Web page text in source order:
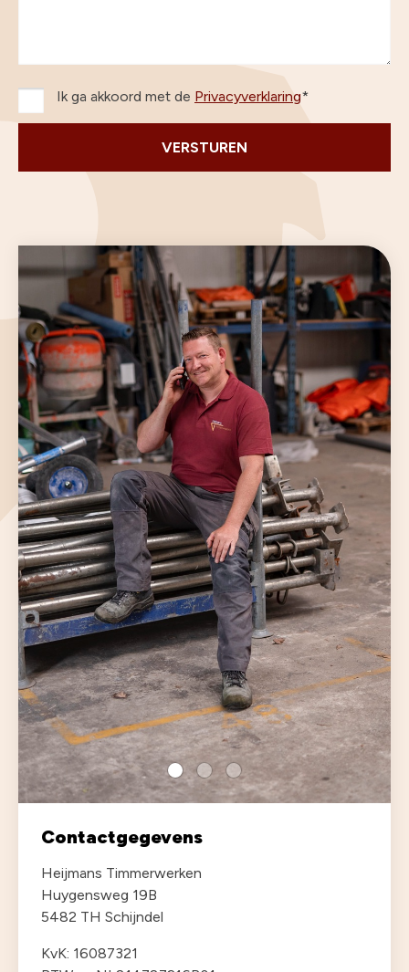
Ik ga akkoord met de Privacyverklaring*
Contactgegevens
Heijmans Timmerwerken
Huygensweg 19B
5482 TH Schijndel
KvK: 16087321